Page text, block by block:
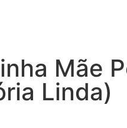
Mãe
Linda)